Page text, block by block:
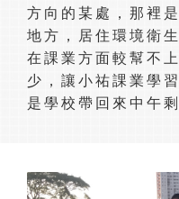
方向的某處，那裡
地方，居住環境衛
在課業方面較幫不
少，讓小祐課業學
是學校帶回來中午